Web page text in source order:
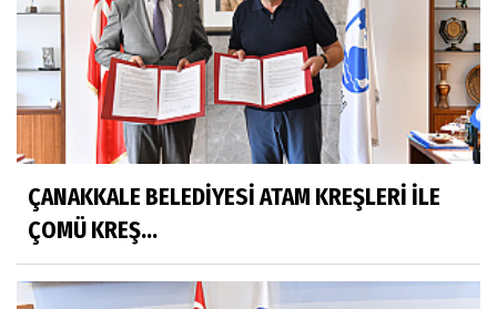
ÇANAKKALE BELEDİYESİ ATAM KREŞLERİ İLE
ÇOMÜ KREŞ...